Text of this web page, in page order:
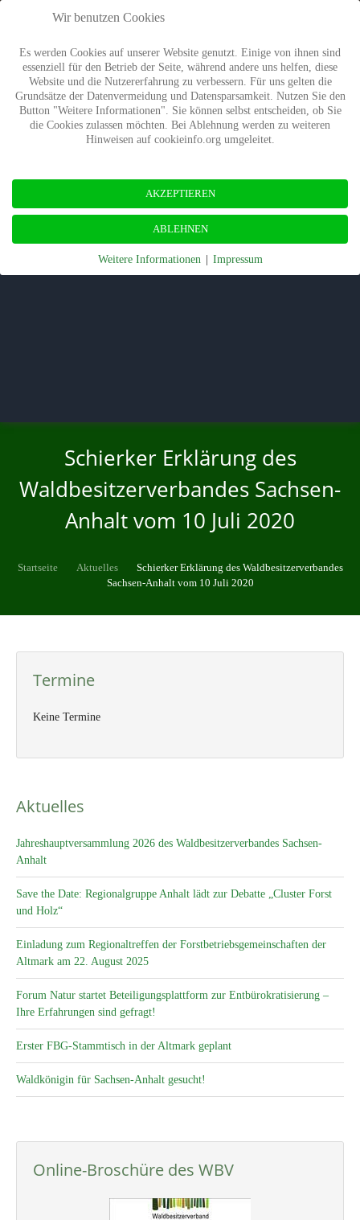
Schierker Erklärung des
Waldbesitzerverbandes Sachsen-
Anhalt vom 10 Juli 2020
Startseite Aktuelles
Schierker Erklärung des Waldbesitzerverbandes
Sachsen-Anhalt vom 10 Juli 2020
Termine
Keine Termine
Aktuelles
Jahreshauptversammlung 2026 des Waldbesitzerverbandes Sachsen-
Anhalt
Save the Date: Regionalgruppe Anhalt lädt zur Debatte „Cluster Forst
und Holz“
Einladung zum Regionaltreffen der Forstbetriebsgemeinschaften der
Altmark am 22. August 2025
Forum Natur startet Beteiligungsplattform zur Entbürokratisierung –
Ihre Erfahrungen sind gefragt!
Erster FBG-Stammtisch in der Altmark geplant
Waldkönigin für Sachsen-Anhalt gesucht!
Online-Broschüre des WBV
Wir benutzen Cookies
Es werden Cookies auf unserer Website genutzt. Einige von ihnen sind
essenziell für den Betrieb der Seite, während andere uns helfen, diese
Website und die Nutzererfahrung zu verbessern. Für uns gelten die
Grundsätze der Datenvermeidung und Datensparsamkeit. Nutzen Sie den
Button "Weitere Informationen". Sie können selbst entscheiden, ob Sie
die Cookies zulassen möchten. Bei Ablehnung werden zu weiteren
Hinweisen auf cookieinfo.org umgeleitet.
AKZEPTIEREN
ABLEHNEN
Weitere Informationen Impressum